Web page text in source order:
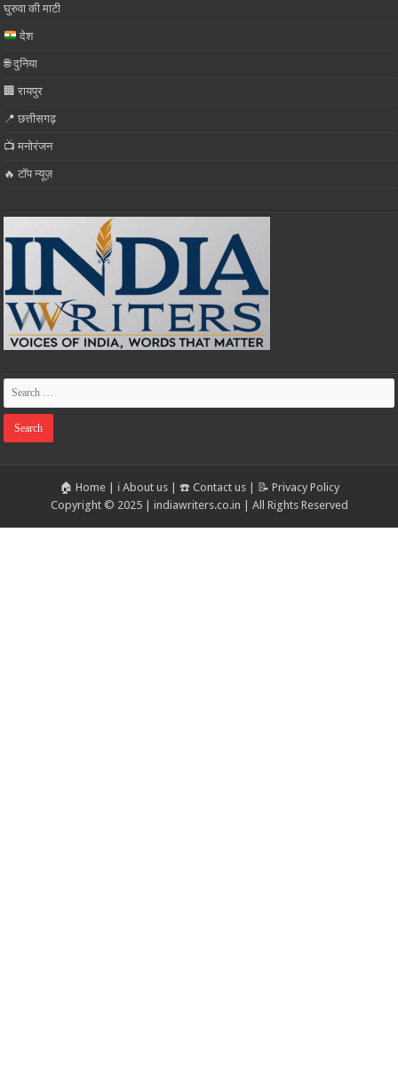
घुरुवा की माटी
देश
🌐 दुनिया
🏢 रायपुर
📍 छत्तीसगढ़
📺 मनोरंजन
🔥 टॉप न्यूज़
🏠 Home| ℹ️ About us| ☎️ Contact us| 📝 Privacy Policy
Copyright © 2025 | indiawriters.co.in | All Rights Reserved